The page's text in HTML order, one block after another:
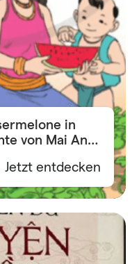
in
von Mai An
Jetzt entdecken